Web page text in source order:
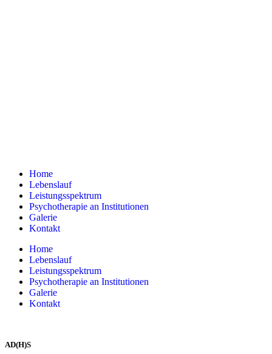
Home
Lebenslauf
Leistungsspektrum
Psychotherapie an Institutionen
Galerie
Kontakt
Home
Lebenslauf
Leistungsspektrum
Psychotherapie an Institutionen
Galerie
Kontakt
AD(H)S